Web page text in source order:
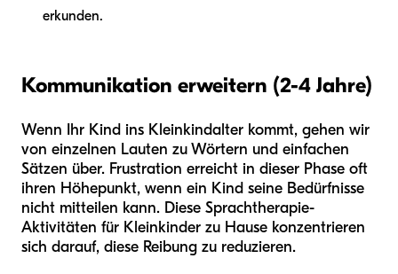
erkunden.
Kommunikation erweitern (2-4 Jahre)
Wenn Ihr Kind ins Kleinkindalter kommt, gehen wir
von einzelnen Lauten zu Wörtern und einfachen
Sätzen über. Frustration erreicht in dieser Phase oft
ihren Höhepunkt, wenn ein Kind seine Bedürfnisse
nicht mitteilen kann. Diese Sprachtherapie-
Aktivitäten für Kleinkinder zu Hause konzentrieren
sich darauf, diese Reibung zu reduzieren.